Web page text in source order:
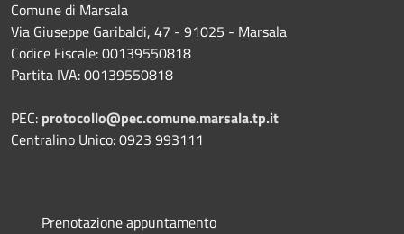
Comune di Marsala
Via Giuseppe Garibaldi, 47 - 91025 - Marsala
Codice Fiscale: 00139550818
Partita IVA: 00139550818
PEC: protocollo@pec.comune.marsala.tp.it
Centralino Unico: 0923 993111
Prenotazione appuntamento